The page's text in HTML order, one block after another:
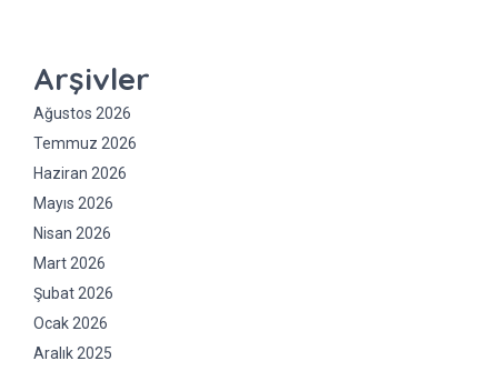
Arşivler
Ağustos 2026
Temmuz 2026
Haziran 2026
Mayıs 2026
Nisan 2026
Mart 2026
Şubat 2026
Ocak 2026
Aralık 2025